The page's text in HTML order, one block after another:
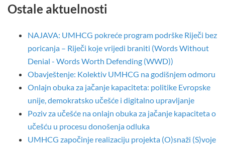
Ostale aktuelnosti
NAJAVA: UMHCG pokreće program podrške Riječi bez
poricanja – Riječi koje vrijedi braniti (Words Without
Denial - Words Worth Defending (WWD))
Obavještenje: Kolektiv UMHCG na godišnjem odmoru
Onlajn obuka za jačanje kapaciteta: politike Evropske
unije, demokratsko učešće i digitalno upravljanje
Poziv za učešće na onlajn obuka za jačanje kapaciteta o
učešću u procesu donošenja odluka
UMHCG započinje realizaciju projekta (O)snaži (S)voje